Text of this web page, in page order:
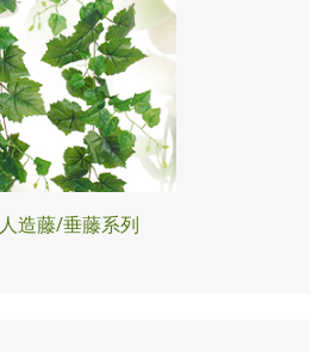
人造藤/垂藤系列